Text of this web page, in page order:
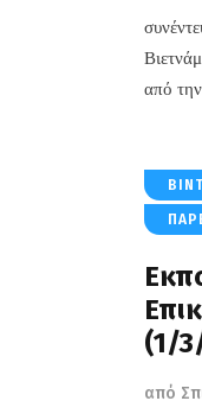
από
(1/
από